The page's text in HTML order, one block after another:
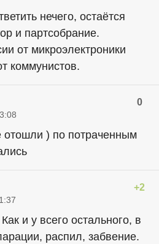
нечего, остаётся
и партсобрание.
от микроэлектроники
коммунистов.
0
отошли ) по потраченным
+2
и у всего остального, в
распил, забвение.